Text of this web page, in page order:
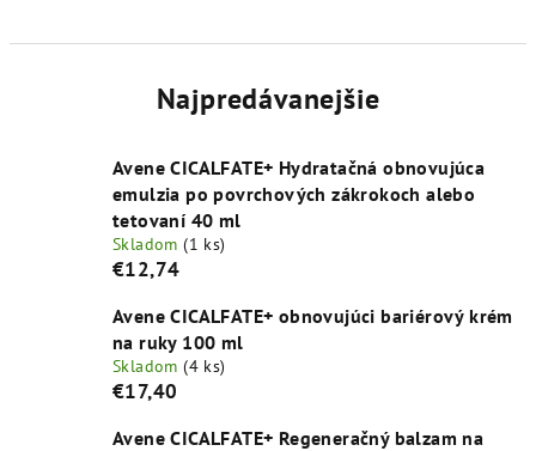
Najpredávanejšie
Avene CICALFATE+ Hydratačná obnovujúca
emulzia po povrchových zákrokoch alebo
tetovaní 40 ml
Skladom(1 ks)
€12,74
Avene CICALFATE+ obnovujúci bariérový krém
na ruky 100 ml
Skladom(4 ks)
€17,40
Avene CICALFATE+ Regeneračný balzam na